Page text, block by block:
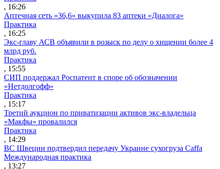
, 16:26
Аптечная сеть «36,6» выкупила 83 аптеки «Диалога»
Практика
, 16:25
Экс-главу АСВ объявили в розыск по делу о хищении более 4
млрд руб.
Практика
, 15:55
СИП поддержал Роспатент в споре об обозначении
«Нетдолгофф»
Практика
, 15:17
Третий аукцион по приватизации активов экс-владельца
«Макфы» провалился
Практика
, 14:29
ВС Швеции подтвердил передачу Украине сухогруза Caffa
Международная практика
, 13:27